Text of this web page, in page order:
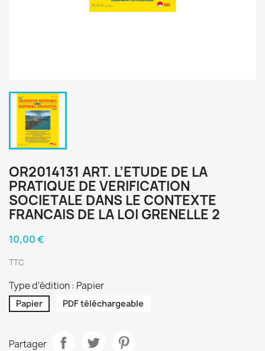
OR2014131 ART. L’ETUDE DE LA
PRATIQUE DE VERIFICATION
SOCIETALE DANS LE CONTEXTE
FRANCAIS DE LA LOI GRENELLE 2
10,00 €
TTC
Type d'édition : Papier
Papier PDF téléchargeable
Partager